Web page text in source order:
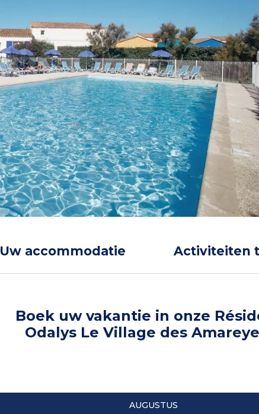
Uw accommodatie Activiteiten
Boek uw vakantie in onze
Odalys Le Village des
AUGUSTUS